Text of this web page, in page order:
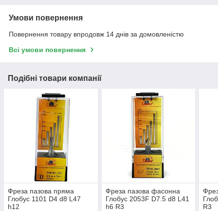
Умови повернення
Повернення товару впродовж 14 днів за домовленістю
Всі умови повернення
Подібні товари компанії
Фреза пазова пряма
Глобус 1101 D4 d8 L47
h12
Фреза пазова фасонна
Глобус 2053F D7.5 d8 L41
h6 R3
R3